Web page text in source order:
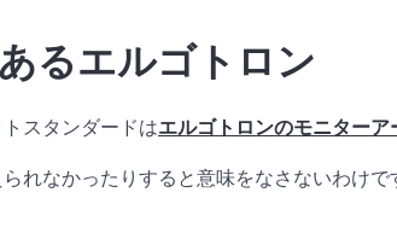
るエルゴトロン
スタンダードはエルゴトロンのモニターア
れなかったりすると意味をなさないわけ